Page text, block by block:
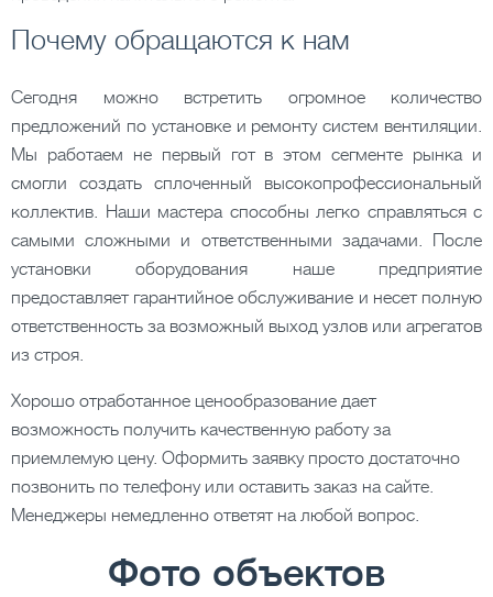
Почему обращаются к нам
Сегодня можно встретить огромное количество
предложений по установке и ремонту систем вентиляции.
Мы работаем не первый гот в этом сегменте рынка и
смогли создать сплоченный высокопрофессиональный
коллектив. Наши мастера способны легко справляться с
самыми сложными и ответственными задачами. После
установки оборудования наше предприятие
предоставляет гарантийное обслуживание и несет полную
ответственность за возможный выход узлов или агрегатов
из строя.
Хорошо отработанное ценообразование дает
возможность получить качественную работу за
приемлемую цену. Оформить заявку просто достаточно
позвонить по телефону или оставить заказ на сайте.
Менеджеры немедленно ответят на любой вопрос.
Фото объектов